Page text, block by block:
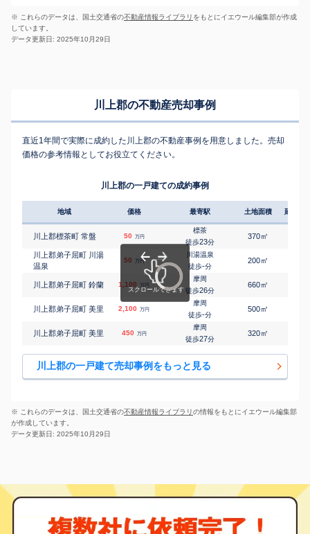
※ これらのデータは、国土交通省の不動産情報ライブラリ をもとにイエウール編集部が作成
しています。
データ更新日: 2025年10月29日
川上郡の不動産売却事例
直近1年間で実際に成約した川上郡の不動産事例を用意しました。売却
価格の参考情報としてお役立てください。
川上郡の一戸建ての成約事例
地域 価格 最寄駅 土地面積 延床面
川上郡標茶町 常盤 50 万円
標茶
徒歩23分
370㎡
川上郡弟子屈町 川湯
温泉
50 万円
川湯温泉
徒歩-分
200㎡
川上郡弟子屈町 鈴蘭 1,100 万円
摩周
徒歩26分
660㎡
川上郡弟子屈町 美里 2,100 万円
摩周
徒歩-分
500㎡
川上郡弟子屈町 美里 450 万円
摩周
徒歩27分
320㎡
川上郡の一戸建て売却事例をもっと見る
※ これらのデータは、国土交通省の不動産情報ライブラリの情報をもとにイエウール編集部
が作成しています。
データ更新日: 2025年10月29日